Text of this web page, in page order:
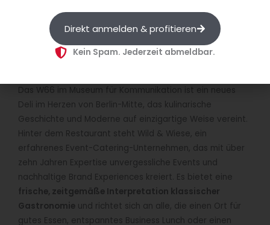
Brot, Brioche und Kuchen sowie ein umfassendes
Getränkeangebot mit einem Aperitif, Weißwein im Free
Flow, einem Kaffee und Wasser.
Das W66 im Museum für Kommunikation ist ein neues
Deli im Herzen von Berlin-Mitte, das kulinarische
Geschichte und Moderne auf einzigartige Weise vereint.
Hinter dem Restaurant steht Wild & Wiese, ein
erfahrenes Event-Catering-Unternehmen, das mit über
zehn Jahren Expertise unvergessliche Events und
nachhaltige Brand Experiences kreiert. Es bietet eine
frische, zeitgemäße Interpretation klassischer
Gastronomie und richtet sich an alle, die einen Ort für
gutes Essen, entspanntes Business Lunch oder einen
Direkt anmelden & profitieren
Kein Spam. Jederzeit abmeldbar.